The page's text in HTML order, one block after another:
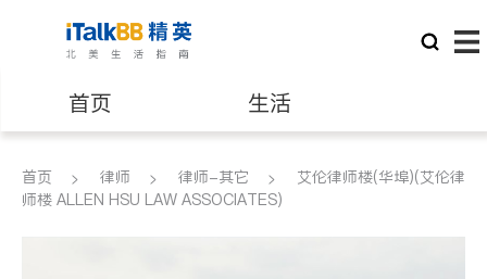
首页 生活
医生 律师
首页 律师 律师-其它
艾伦律师楼(华埠)(艾伦律
师楼 ALLEN HSU LAW ASSOCIATES)